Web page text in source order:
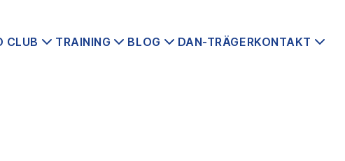
CLUB TRAINING BLOG DAN-TRÄGERKONTAKT